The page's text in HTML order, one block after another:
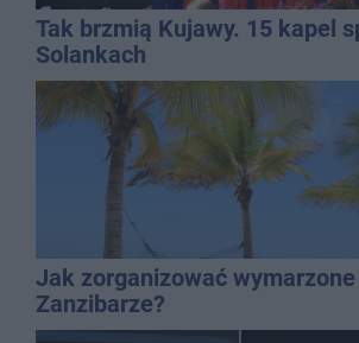
Tak brzmią Kujawy. 15 kapel
Solankach
Jak zorganizować
Zanzibarze?